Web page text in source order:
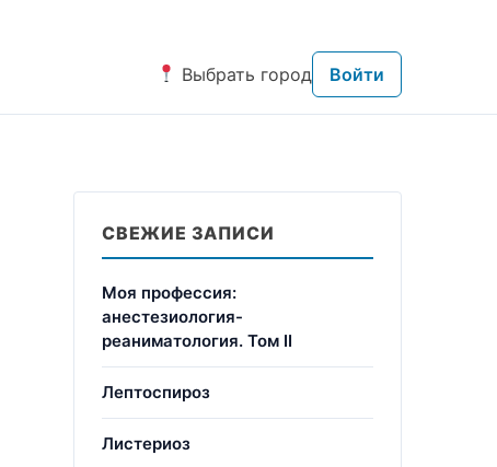
Выбрать город Войти
СВЕЖИЕ ЗАПИСИ
Моя профессия:
анестезиология-
реаниматология. Том II
Лептоспироз
Листериоз